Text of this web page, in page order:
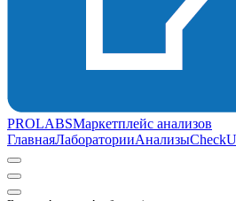
PROLABSМаркетплейс анализов
ГлавнаяЛабораторииАнализы